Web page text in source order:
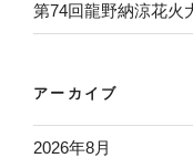
第74回龍野納涼花火
アーカイブ
2026年8月